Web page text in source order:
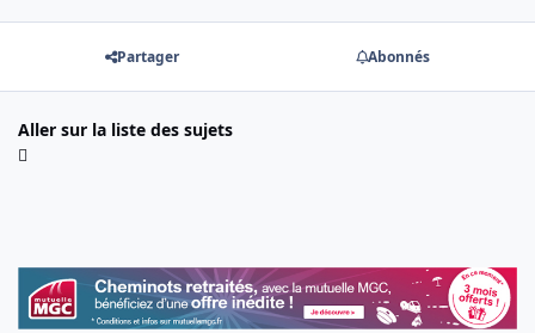
Partager Abonnés
Aller sur la liste des sujets